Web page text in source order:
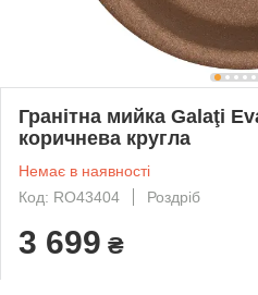
Гранітна мийка Galaţi
коричнева кругла
Немає в наявності
Код: RO43404
Роздріб
3 699 ₴